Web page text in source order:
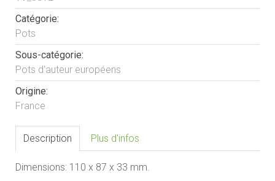
Catégorie:
Pots
Sous-catégorie:
Pots d'auteur européens
Origine:
France
Description Plus d'infos
Dimensions: 110 x 87 x 33 mm.